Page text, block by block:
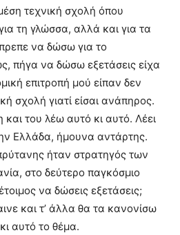
τεχνική σχολή όπου
τη γλώσσα, αλλά και για τα
να δώσω για το
πήγα να δώσω εξετάσεις είχα
επιτροπή μού είπαν δεν
σχολή γιατί είσαι ανάπηρος.
του λέω αυτό κι αυτό. Λέει
Ελλάδα, ήμουνα αντάρτης.
ήταν στρατηγός των
στο δεύτερο παγκόσμιο
να δώσεις εξετάσεις;
και τ’ άλλα θα τα κανονίσω
αυτό το θέμα.